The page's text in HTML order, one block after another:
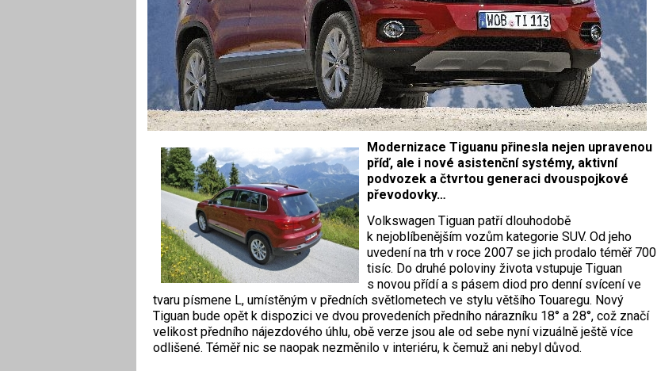
Modernizace Tiguanu přinesla nejen upravenou
příď, ale i nové asistenční systémy, aktivní
podvozek a čtvrtou generaci dvouspojkové
převodovky…
Volkswagen Tiguan patří dlouhodobě
k nejoblíbenějším vozům kategorie SUV. Od jeho
uvedení na trh v roce 2007 se jich prodalo téměř 700
tisíc. Do druhé poloviny života vstupuje Tiguan
s novou přídí a s pásem diod pro denní svícení ve
tvaru písmene L, umístěným v předních světlometech ve stylu většího Touaregu. Nový
Tiguan bude opět k dispozici ve dvou provedeních předního nárazníku 18° a 28°, což značí
velikost předního nájezdového úhlu, obě verze jsou ale od sebe nyní vizuálně ještě více
odlišené. Téměř nic se naopak nezměnilo v interiéru, k čemuž ani nebyl důvod.